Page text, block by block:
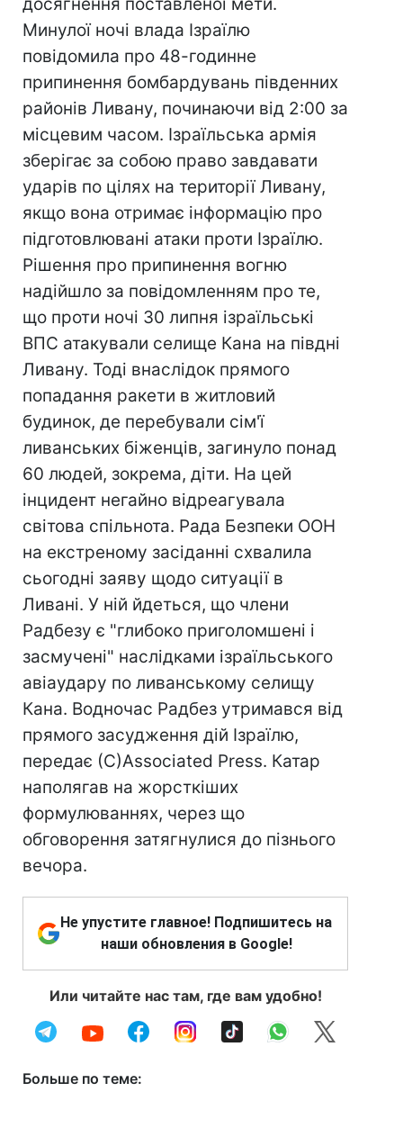
Минулої ночі влада Ізраїлю
повідомила про 48-годинне
припинення бомбардувань південних
районів Ливану, починаючи від 2:00 за
місцевим часом. Ізраїльська армія
зберігає за собою право завдавати
ударів по цілях на території Ливану,
якщо вона отримає інформацію про
підготовлювані атаки проти Ізраїлю.
Рішення про припинення вогню
надійшло за повідомленням про те,
що проти ночі 30 липня ізраїльські
ВПС атакували селище Кана на півдні
Ливану. Тоді внаслідок прямого
попадання ракети в житловий
будинок, де перебували сім'ї
ливанських біженців, загинуло понад
60 людей, зокрема, діти. На цей
інцидент негайно відреагувала
світова спільнота. Рада Безпеки ООН
на екстреному засіданні схвалила
сьогодні заяву щодо ситуації в
Ливані. У ній йдеться, що члени
Радбезу є "глибоко приголомшені і
засмучені" наслідками ізраїльського
авіаудару по ливанському селищу
Кана. Водночас Радбез утримався від
прямого засудження дій Ізраїлю,
передає (С)Associated Press. Катар
наполягав на жорсткіших
формулюваннях, через що
обговорення затягнулися до пізнього
вечора.
Не упустите главное! Подпишитесь на
наши обновления в Google!
Или читайте нас там, где вам удобно!
Больше по теме: